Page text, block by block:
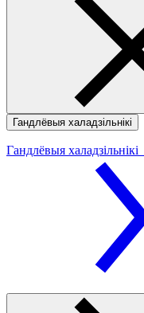
Гандлёвыя халадзільнікі
Гандлёвыя халадзільнікі